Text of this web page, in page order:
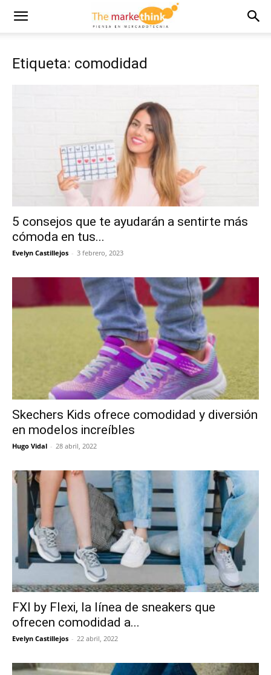
Etiqueta: comodidad
5 consejos que te ayudarán a sentirte más
cómoda en tus...
Evelyn Castillejos - 3 febrero, 2023
Skechers Kids ofrece comodidad y diversión
en modelos increíbles
Hugo Vidal - 28 abril, 2022
FXI by Flexi, la línea de sneakers que
ofrecen comodidad a...
Evelyn Castillejos - 22 abril, 2022